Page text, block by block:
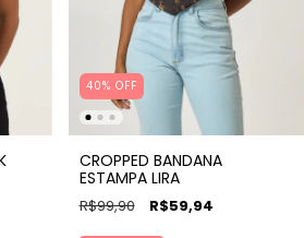
40% OFF
CROPPED BANDANA
ESTAMPA LIRA
R$99,90 R$59,94